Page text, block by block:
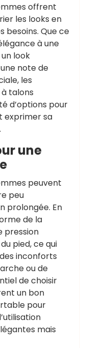
offrent
les looks en
besoins. Que ce
à une
look
note de
les
talons
d’options pour
exprimer sa
une
peuvent
peu
prolongée. En
de la
pression
pied, ce qui
inconforts
ou de
de choisir
un bon
pour
mais